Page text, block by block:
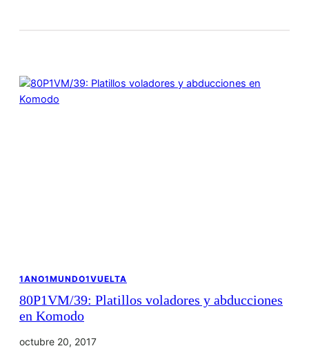
1ANO1MUNDO1VUELTA
80P1VM/39: Platillos voladores y abducciones
en Komodo
octubre 20, 2017